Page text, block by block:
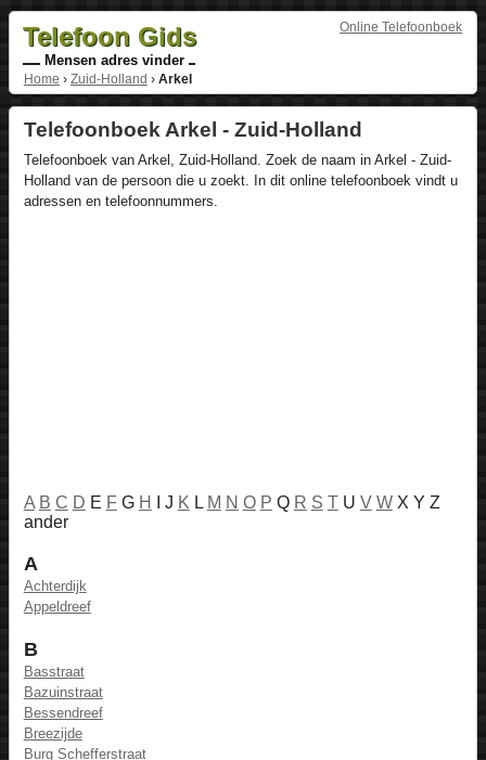
Online Telefoonboek
Telefoon Gids
Mensen adres vinder
Home › Zuid-Holland › Arkel
Telefoonboek Arkel - Zuid-Holland
Telefoonboek van Arkel, Zuid-Holland. Zoek de naam in Arkel - Zuid-
Holland van de persoon die u zoekt. In dit online telefoonboek vindt u
adressen en telefoonnummers.
A B C D E F G H I J KL M N O P Q R S T U V WX Y Z
ander
A
Achterdijk
Appeldreef
B
Basstraat
Bazuinstraat
Bessendreef
Breezijde
Burg Schefferstraat